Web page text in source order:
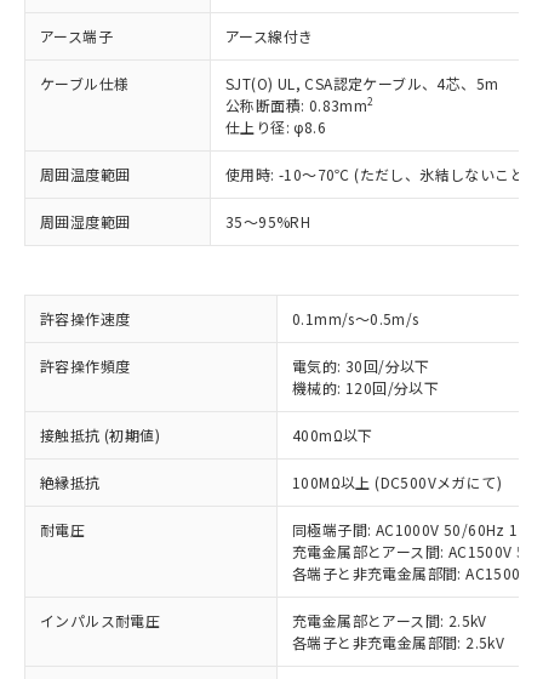
アース端子 アース線付き
ケーブル仕様
SJT(O) UL, CSA認定ケーブル、4芯、5m
公称断面積: 0.83mm2
仕上り径: φ8.6
周囲温度範囲 使用時: -10～70℃ (ただし、氷結しないこと）
周囲湿度範囲 35～95%RH
許容操作速度 0.1mm/s～0.5m/s
許容操作頻度
電気的: 30回/分以下
機械的: 120回/分以下
接触抵抗 (初期値) 400mΩ以下
絶縁抵抗 100MΩ以上 (DC500Vメガにて)
耐電圧
同極端子間: AC1000V 50/60Hz
充電金属部とアース間: AC1500V
各端子と非充電金属部間: AC1500V
インパルス耐電圧
充電金属部とアース間: 2.5kV
各端子と非充電金属部間: 2.5kV
ご利用条件
以下の条件をお読みいただき、同意のうえ
本サービスは、当社制御機器事業取扱
商品の当社在庫状況および標準価格
(税抜)を提供させていただくもので
当社制御機器事業取扱商品の中には、
本サービスの対象外となる商品もある
ことをご了承ください。
在庫状況および標準価格照会結果は、
記載している更新日時点での社内デー
※1 対応状況
対応済み：EU RoHS指令（10物質）の
非含有に対応した製品が提供可能な商品で
対応予定：EU RoHS指令（10物質）の非含
有に対応した製品に切り替える予定のある
対応予定なし：EU RoHS指令（10物質）の
非含有に非対応の商品で、対応品を出す予
定はありません。
調査・確認中：EU RoHS指令（10物質）の
非含有の対応状況を調査中または確認中の
非該当品：ライセンス料など無形物で、有
害物質有無と関係のない商品です。
仕入先様の事情により、非含有部品として
むを得ず変更することがあります。
※1 中国RoHS○×表
「○」：最大均質材料含有率が中国RoHSの
基準値以下であることを示します。
「×」：最大均質材料含有率が中国RoHSの
基準値を超えていることを示します。
「－」：未確認です。当社販売部門へお問
当社は、これら貴社製品のうち、外国
為替および外国貿易法に定める商品
（以下｢規制貨物等」という）を輸出